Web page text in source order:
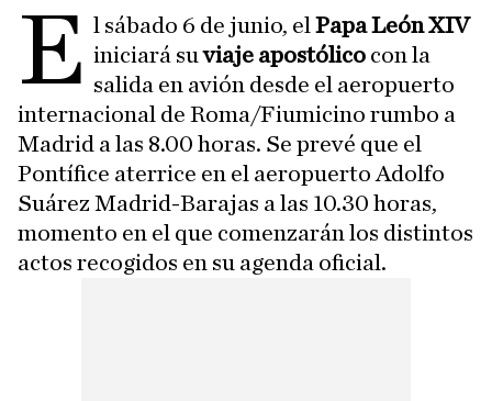
E l sábado 6 de junio, elPapa León XIV
iniciará suviaje apostólico con la
salida en avión desde el aeropuerto
internacional de Roma/Fiumicino rumbo a
Madrid a las 8.00 horas. Se prevé que el
Pontífice aterrice en el aeropuerto Adolfo
Suárez Madrid-Barajas a las 10.30 horas,
momento en el que comenzarán los distintos
actos recogidos en su agenda oficial.